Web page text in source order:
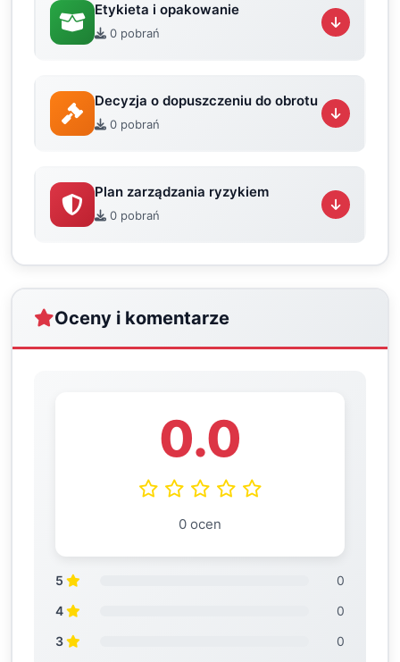
Etykieta i opakowanie
0 pobrań
Decyzja o dopuszczeniu do obrotu
0 pobrań
Plan zarządzania ryzykiem
0 pobrań
Oceny i komentarze
0.0
0 ocen
5
0
4
0
3
0